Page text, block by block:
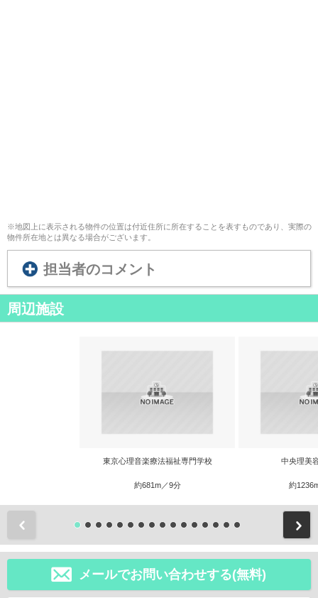
※地図上に表示される物件の位置は付近住所に所在することを表すものであり、実際の
物件所在地とは異なる場合がございます。
担当者のコメント
周辺施設
東京心理音楽療法福祉専門学校
約681m／9分
中央理美
約
メールでお問い合わせする(無料)